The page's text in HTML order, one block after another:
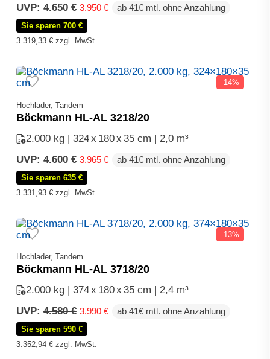
UVP: 4.650€ Ursprünglicher
Preis
war:
4.650 €
3.950 €
Aktueller
ab 41€ mtl. ohne Anzahlung
Sie sparen 700 €
3.319,33 €zzgl. MwSt.
-14%
Hochlader, Tandem
Böckmann HL-AL 3218/20
2.000 kg | 324x180x35 cm | 2,0 m³
UVP: 4.600€ Ursprünglicher
Preis
war:
4.600 €
3.965 €
Aktueller
ab 41€ mtl. ohne Anzahlung
Sie sparen 635 €
3.331,93 €zzgl. MwSt.
-13%
Hochlader, Tandem
Böckmann HL-AL 3718/20
2.000 kg | 374x180x35 cm | 2,4 m³
UVP: 4.580€ Ursprünglicher
Preis
war:
4.580 €
3.990 €
Aktueller
ab 41€ mtl. ohne Anzahlung
Sie sparen 590 €
3.352,94 €zzgl. MwSt.